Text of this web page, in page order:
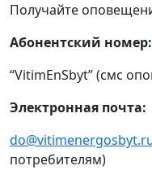
Получайте
Абонентский номер:
“VitimEnSbyt” (смс
Электронная почта:
потребителям)